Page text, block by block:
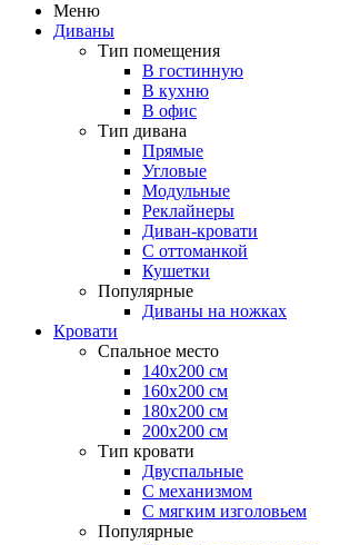
Меню
Диваны
Тип помещения
В гостинную
В кухню
В офис
Тип дивана
Прямые
Угловые
Модульные
Реклайнеры
Диван-кровати
С оттоманкой
Кушетки
Популярные
Диваны на ножках
Кровати
Спальное место
140х200 см
160х200 см
180х200 см
200х200 см
Тип кровати
Двуспальные
С механизмом
С мягким изголовьем
Популярные